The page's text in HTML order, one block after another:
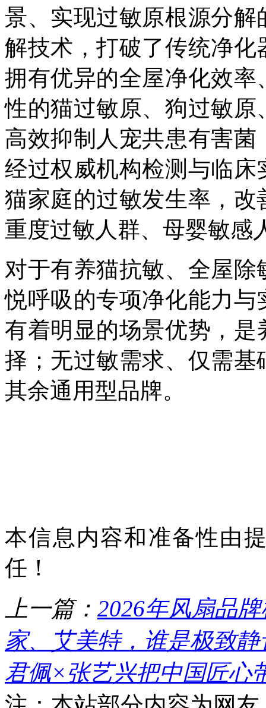
景、实现过敏原根源分
解技术，打破了传统净
拥有优异的全屋净化效
性的猫过敏原、狗过敏
高效抑制人宠共患有害
经过权威机构检测与临
猫家庭的过敏发生率，
重度过敏人群、母婴敏感
对于有养猫抗敏、全屋
悦呼吸的专项净化能力
有着明显的场景优势，
择；无过敏需求、仅需
其余通用型品牌。
本信息内容和准备性由
任！
上一篇： 2026年风扇品
家、艾美特，谁是极致
君佩×张艺兴把中国匠心